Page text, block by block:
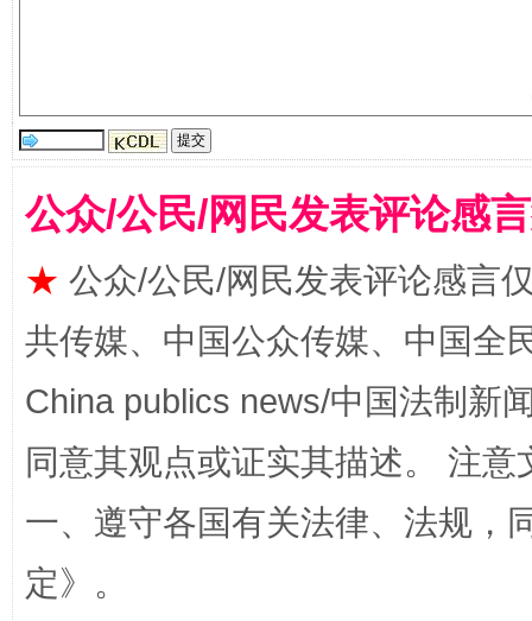
国家大学科技园优化重塑工作
扯下公款旅游的“隐身衣” 如何以
公众/公民/网民发表评论感
★ 公众/公民/网民发表评论感言
共传媒、中国公众传媒、中国全
China publics news/中国法制新
同意其观点或证实其描述。 注
一、遵守各国有关法律、法规，
定》。